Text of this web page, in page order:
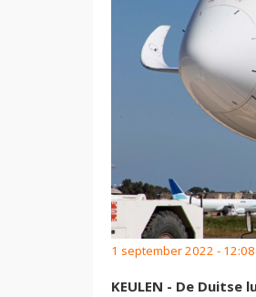
1 september 2022 -
KEULEN - De